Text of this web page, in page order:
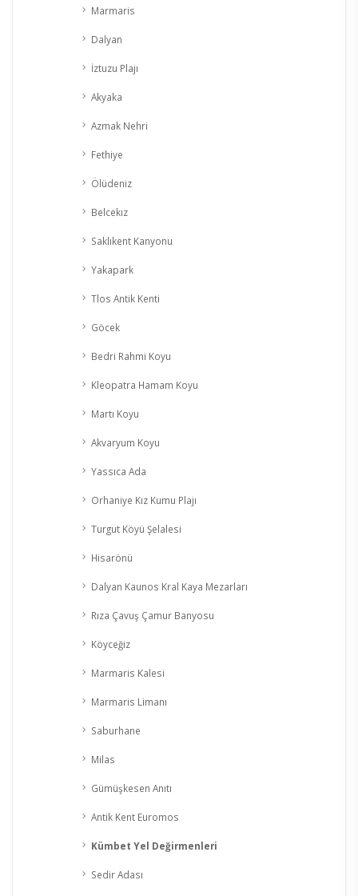
Marmaris
Dalyan
İztuzu Plajı
Akyaka
Azmak Nehri
Fethiye
Ölüdeniz
Belcekız
Saklıkent Kanyonu
Yakapark
Tlos Antik Kenti
Göcek
Bedri Rahmi Koyu
Kleopatra Hamam Koyu
Martı Koyu
Akvaryum Koyu
Yassıca Ada
Orhaniye Kız Kumu Plajı
Turgut Köyü Şelalesi
Hisarönü
Dalyan Kaunos Kral Kaya Mezarları
Rıza Çavuş Çamur Banyosu
Köyceğiz
Marmaris Kalesi
Marmaris Limanı
Saburhane
Milas
Gümüşkesen Anıtı
Antik Kent Euromos
Kümbet Yel Değirmenleri
Sedir Adası